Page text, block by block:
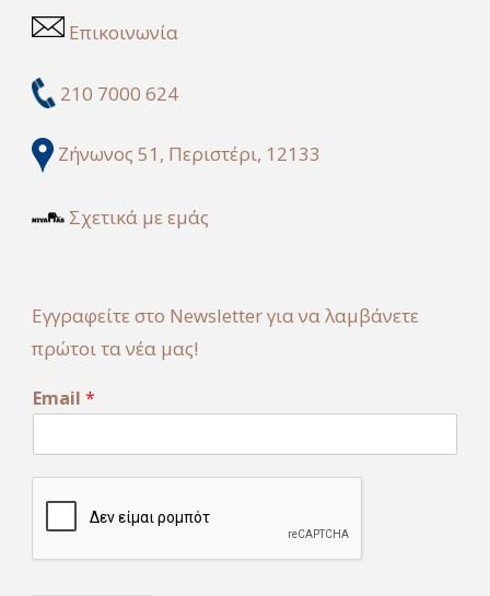
Επικοινωνία
210 7000 624
Ζήνωνος 51, Περιστέρι, 12133
Σχετικά με εμάς
Εγγραφείτε στο Newsletter για να λαμβάνετε
πρώτοι τα νέα μας!
*
E
a
i
a
Email *